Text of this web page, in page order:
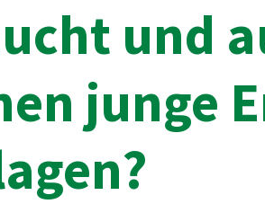
und
junge